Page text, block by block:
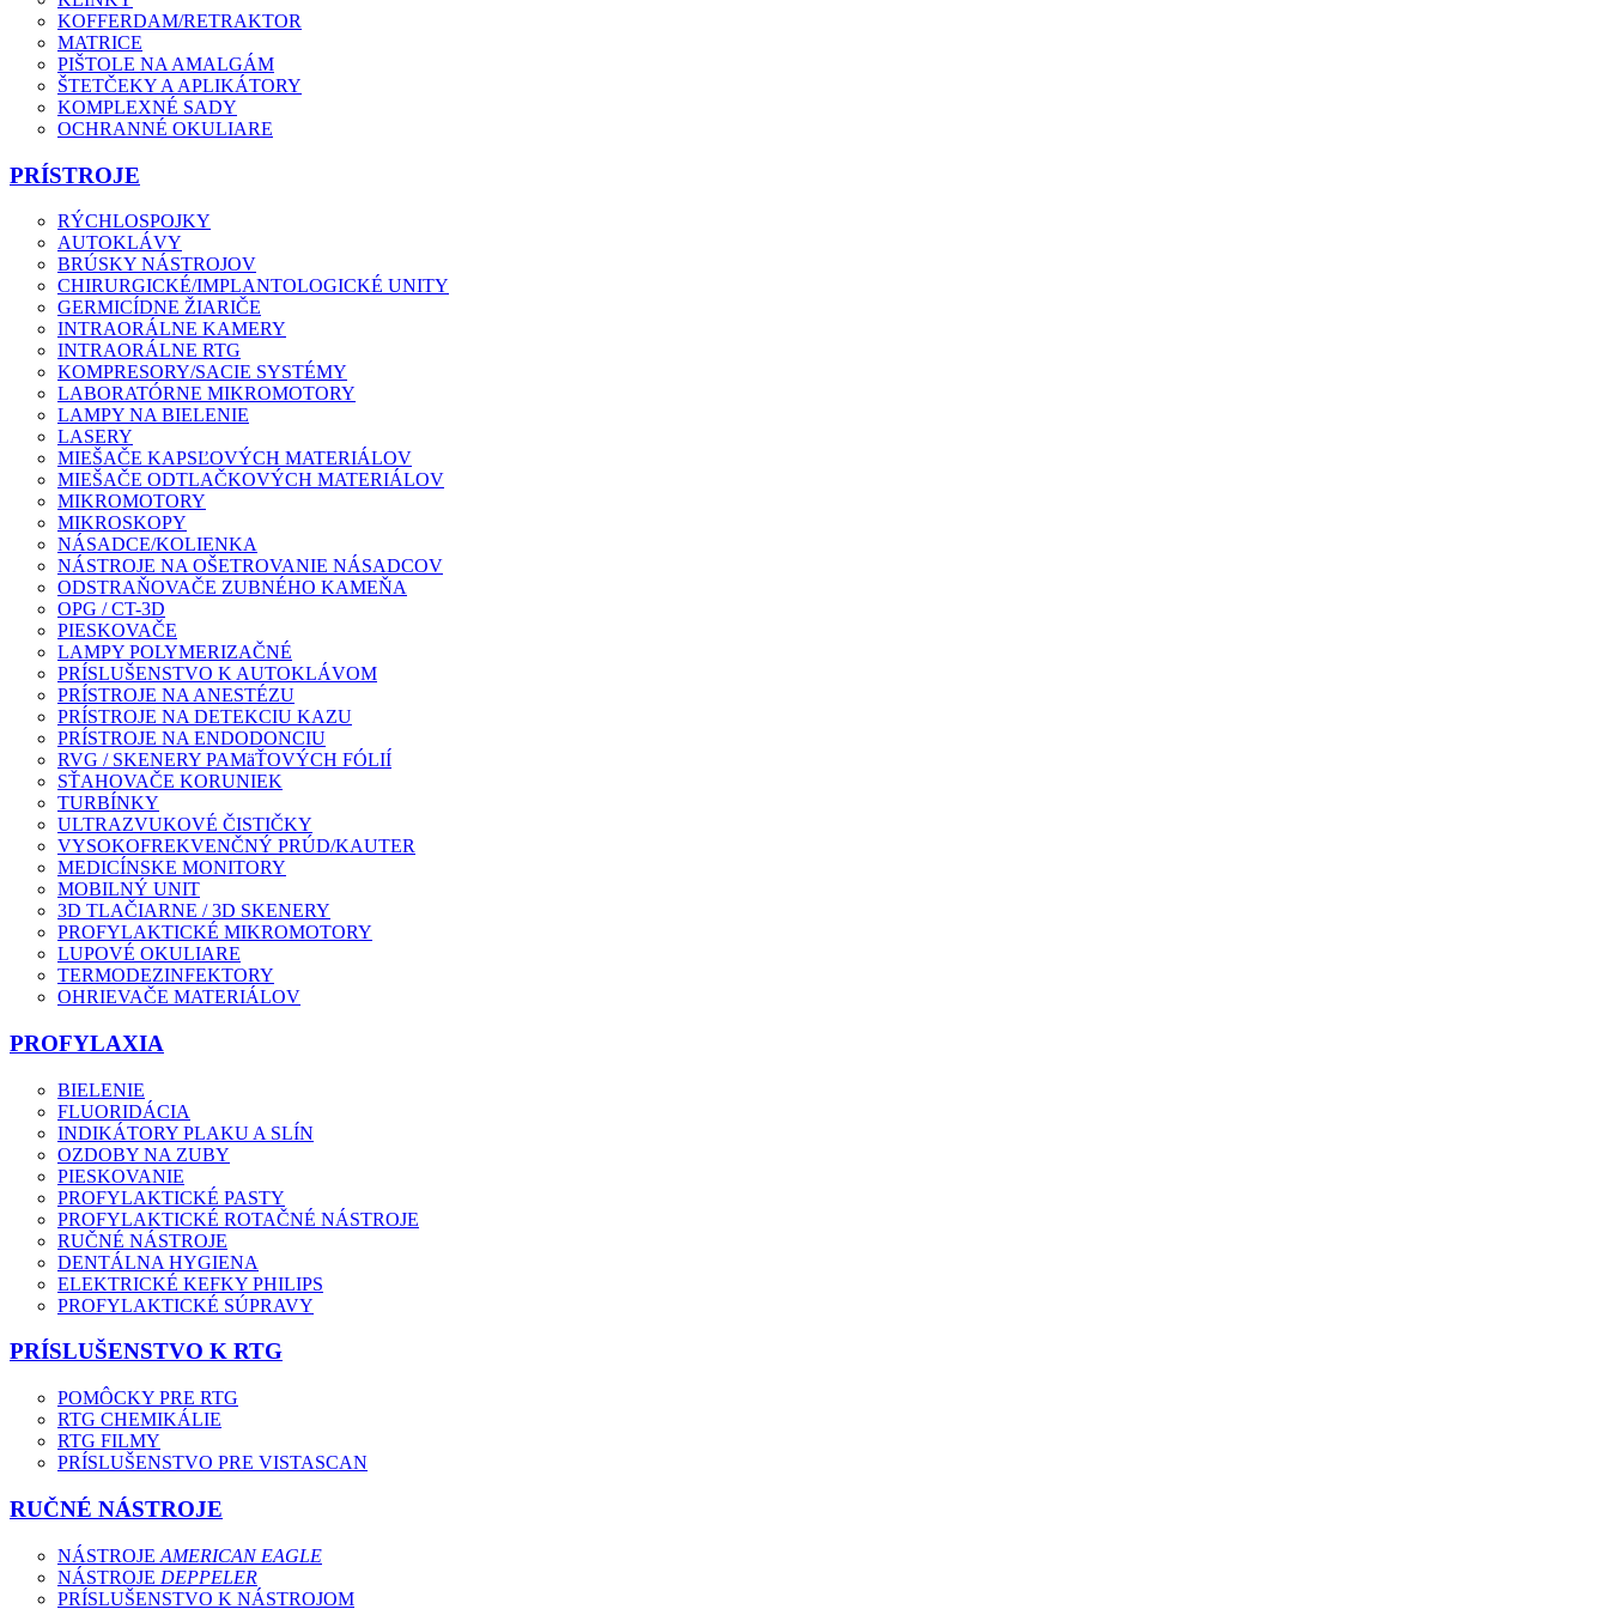
KOFFERDAM/RETRAKTOR
MATRICE
PIŠTOLE NA AMALGÁM
ŠTETČEKY A APLIKÁTORY
KOMPLEXNÉ SADY
OCHRANNÉ OKULIARE
PRÍSTROJE
RÝCHLOSPOJKY
AUTOKLÁVY
BRÚSKY NÁSTROJOV
CHIRURGICKÉ/IMPLANTOLOGICKÉ UNITY
GERMICÍDNE ŽIARIČE
INTRAORÁLNE KAMERY
INTRAORÁLNE RTG
KOMPRESORY/SACIE SYSTÉMY
LABORATÓRNE MIKROMOTORY
LAMPY NA BIELENIE
LASERY
MIEŠAČE KAPSĽOVÝCH MATERIÁLOV
MIEŠAČE ODTLAČKOVÝCH MATERIÁLOV
MIKROMOTORY
MIKROSKOPY
NÁSADCE/KOLIENKA
NÁSTROJE NA OŠETROVANIE NÁSADCOV
ODSTRAŇOVAČE ZUBNÉHO KAMEŇA
OPG / CT-3D
PIESKOVAČE
LAMPY POLYMERIZAČNÉ
PRÍSLUŠENSTVO K AUTOKLÁVOM
PRÍSTROJE NA ANESTÉZU
PRÍSTROJE NA DETEKCIU KAZU
PRÍSTROJE NA ENDODONCIU
RVG / SKENERY PAMäŤOVÝCH FÓLIÍ
SŤAHOVAČE KORUNIEK
TURBÍNKY
ULTRAZVUKOVÉ ČISTIČKY
VYSOKOFREKVENČNÝ PRÚD/KAUTER
MEDICÍNSKE MONITORY
MOBILNÝ UNIT
3D TLAČIARNE / 3D SKENERY
PROFYLAKTICKÉ MIKROMOTORY
LUPOVÉ OKULIARE
TERMODEZINFEKTORY
OHRIEVAČE MATERIÁLOV
PROFYLAXIA
BIELENIE
FLUORIDÁCIA
INDIKÁTORY PLAKU A SLÍN
OZDOBY NA ZUBY
PIESKOVANIE
PROFYLAKTICKÉ PASTY
PROFYLAKTICKÉ ROTAČNÉ NÁSTROJE
RUČNÉ NÁSTROJE
DENTÁLNA HYGIENA
ELEKTRICKÉ KEFKY PHILIPS
PROFYLAKTICKÉ SÚPRAVY
PRÍSLUŠENSTVO K RTG
POMÔCKY PRE RTG
RTG CHEMIKÁLIE
RTG FILMY
PRÍSLUŠENSTVO PRE VISTASCAN
RUČNÉ NÁSTROJE
NÁSTROJE AMERICAN EAGLE
NÁSTROJE DEPPELER
PRÍSLUŠENSTVO K NÁSTROJOM